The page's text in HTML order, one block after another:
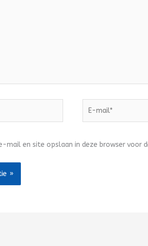
mail en site opslaan in deze browser voor